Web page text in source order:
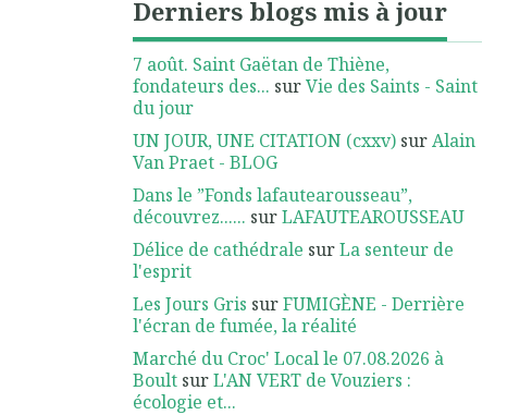
Derniers blogs mis à jour
7 août. Saint Gaëtan de Thiène,
fondateurs des... surVie des Saints - Saint
du jour
UN JOUR, UNE CITATION (cxxv) surAlain
Van Praet - BLOG
Dans le ”Fonds lafautearousseau”,
découvrez...... surLAFAUTEAROUSSEAU
Délice de cathédrale surLa senteur de
l'esprit
Les Jours Gris surFUMIGÈNE - Derrière
l'écran de fumée, la réalité
Marché du Croc' Local le 07.08.2026 à
Boult surL'AN VERT de Vouziers :
écologie et...